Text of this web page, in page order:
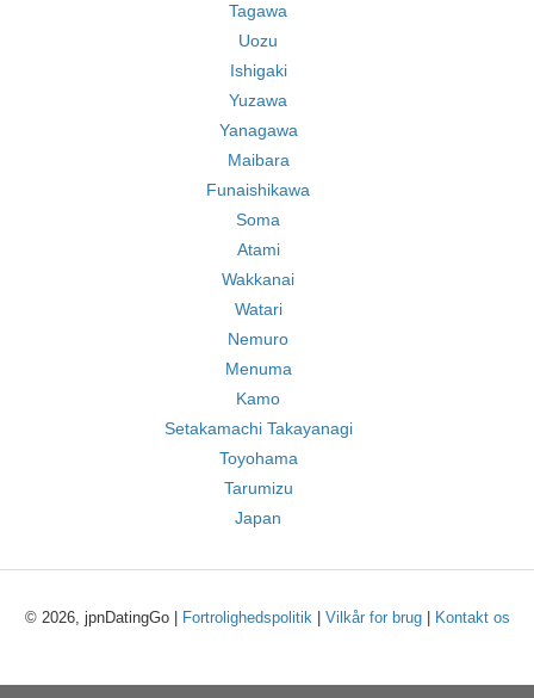
Tagawa
Uozu
Ishigaki
Yuzawa
Yanagawa
Maibara
Funaishikawa
Soma
Atami
Wakkanai
Watari
Nemuro
Menuma
Kamo
Setakamachi Takayanagi
Toyohama
Tarumizu
Japan
© 2026, jpnDatingGo | Fortrolighedspolitik| Vilkår for brug| Kontakt os